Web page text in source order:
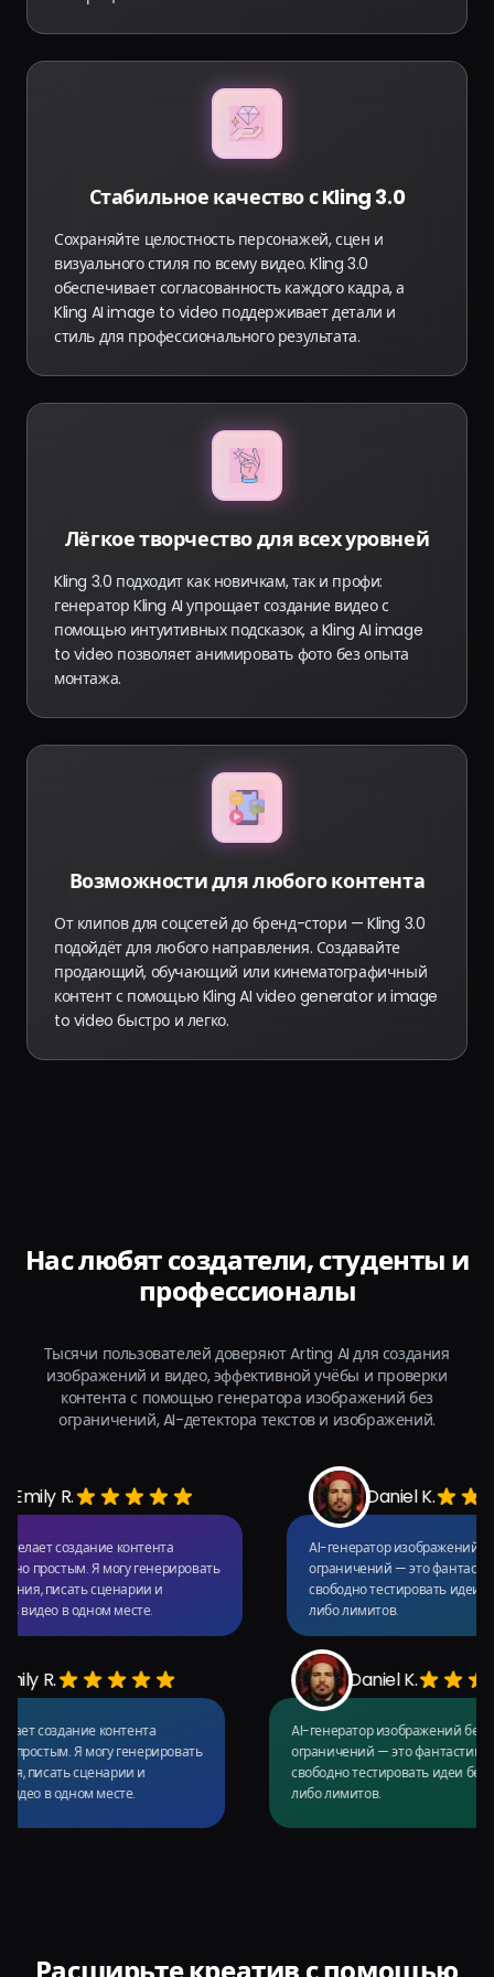
Стабильное качество с Kling 3.0
Сохраняйте целостность персонажей, сцен и
визуального стиля по всему видео. Kling 3.0
обеспечивает согласованность каждого кадра, а
Kling AI image to video поддерживает детали и
стиль для профессионального результата.
Лёгкое творчество для всех уровней
Kling 3.0 подходит как новичкам, так и профи:
генератор Kling AI упрощает создание видео с
помощью интуитивных подсказок, а Kling AI image
to video позволяет анимировать фото без опыта
монтажа.
Возможности для любого контента
От клипов для соцсетей до бренд-стори — Kling 3.0
подойдёт для любого направления. Создавайте
продающий, обучающий или кинематографичный
контент с помощью Kling AI video generator и image
to video быстро и легко.
Нас любят создатели, студенты и
профессионалы
Тысячи пользователей доверяют Arting AI для создания
изображений и видео, эффективной учёбы и проверки
контента с помощью генератора изображений без
ограничений, AI-детектора текстов и изображений.
R.
создание контента
простым. Я могу генерировать
писать сценарии и
видео в одном месте.
Daniel K.
AI-генератор изображений без
ограничений — это фантастика.
свободно тестировать идеи без
либо лимитов.
Emily R.
делает создание контента
простым. Я могу генерировать
писать сценарии и
видео в одном месте.
Daniel K.
AI-генератор изображений
ограничений — это
свободно тестировать идеи
либо лимитов.